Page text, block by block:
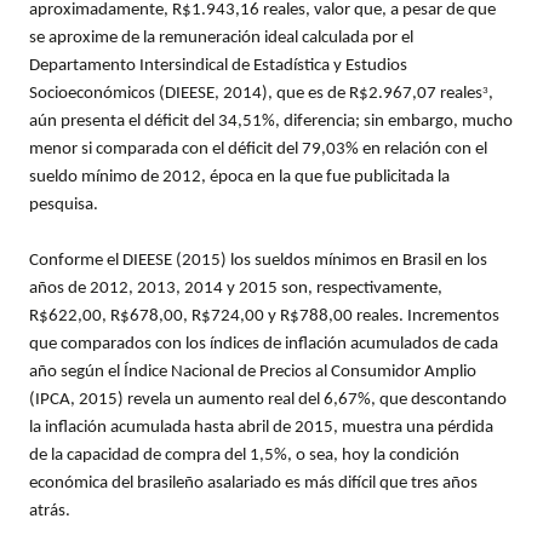
aproximadamente, R$1.943,16 reales, valor que, a pesar de que
se aproxime de la remuneración ideal calculada por el
Departamento Intersindical de Estadística y Estudios
Socioeconómicos (DIEESE, 2014), que es de R$2.967,07 reales3,
aún presenta el déficit del 34,51%, diferencia; sin embargo, mucho
menor si comparada con el déficit del 79,03% en relación con el
sueldo mínimo de 2012, época en la que fue publicitada la
pesquisa.
Conforme el DIEESE (2015) los sueldos mínimos en Brasil en los
años de 2012, 2013, 2014 y 2015 son, respectivamente,
R$622,00, R$678,00, R$724,00 y R$788,00 reales. Incrementos
que comparados con los índices de inflación acumulados de cada
año según el Índice Nacional de Precios al Consumidor Amplio
(IPCA, 2015) revela un aumento real del 6,67%, que descontando
la inflación acumulada hasta abril de 2015, muestra una pérdida
de la capacidad de compra del 1,5%, o sea, hoy la condición
económica del brasileño asalariado es más difícil que tres años
atrás.